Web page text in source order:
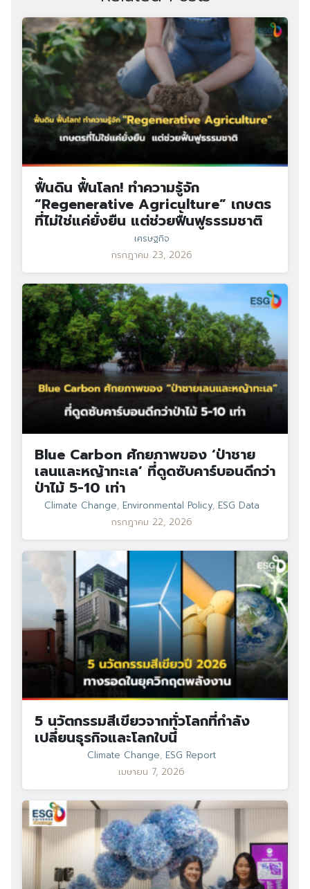
Search
for: Search
ฟื้นดิน ฟื้นโลก! ทำความรู้จัก
“Regenerative Agriculture” เกษตร
ที่ไม่ใช่แค่ยั่งยืน แต่ช่วยฟื้นฟูธรรมชาติ
เศรษฐกิจ
กรกฎาคม 23, 2026
Blue Carbon ศักยภาพของ ‘ป่าชาย
เลนและหญ้าทะเล’ ที่ดูดซับคาร์บอนดีกว่า
ป่าไม้ 5-10 เท่า
Climate Change, Environmental Policy, ESG Data
กรกฎาคม 22, 2026
5 นวัตกรรมสีเขียวจากทั่วโลกที่กำลัง
เปลี่ยนธุรกิจและโลกใบนี้
Climate Change, ESG Report
เมษายน 7, 2026